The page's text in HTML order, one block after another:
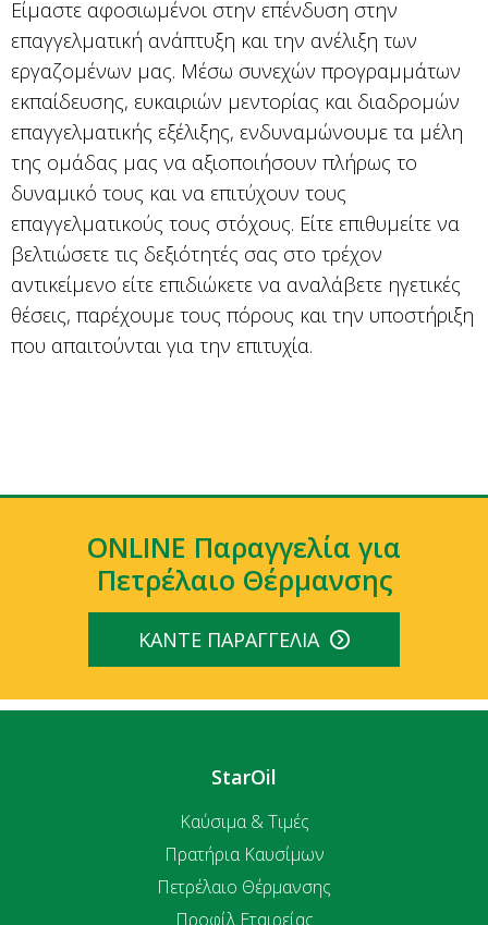
Είμαστε αφοσιωμένοι στην επένδυση στην
επαγγελματική ανάπτυξη και την ανέλιξη των
εργαζομένων μας. Μέσω συνεχών προγραμμάτων
εκπαίδευσης, ευκαιριών μεντορίας και διαδρομών
επαγγελματικής εξέλιξης, ενδυναμώνουμε τα μέλη
της ομάδας μας να αξιοποιήσουν πλήρως το
δυναμικό τους και να επιτύχουν τους
επαγγελματικούς τους στόχους. Είτε επιθυμείτε να
βελτιώσετε τις δεξιότητές σας στο τρέχον
αντικείμενο είτε επιδιώκετε να αναλάβετε ηγετικές
θέσεις, παρέχουμε τους πόρους και την υποστήριξη
που απαιτούνται για την επιτυχία.
ONLINE Παραγγελία για
Πετρέλαιο Θέρμανσης
ΚAΝΤΕ ΠΑΡΑΓΓΕΛIΑ
StarOil
Καύσιμα & Τιμές
Πρατήρια Καυσίμων
Πετρέλαιο Θέρμανσης
Προφίλ Εταιρείας